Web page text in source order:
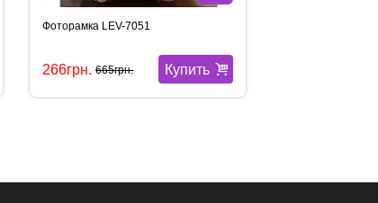
Фоторамка LEV-7051
Купить
266грн. 665грн.